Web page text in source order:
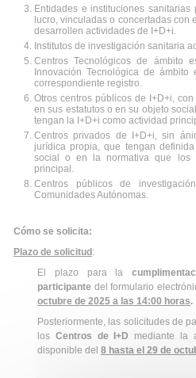
Entidades e instituciones
lucro, vinculadas o concertadas
desarrollen actividades de I+D+i.
Institutos de investigación sanitaria
Centros Tecnológicos de ámbito
Innovación Tecnológica de
correspondiente registro.
Otros centros públicos de I+D+i,
en sus estatutos o en su objeto
tengan la I+D+i como actividad
Centros privados de I+D+i, sin
jurídica propia, que tengan
social o en la normativa que los
principal.
Centros públicos de
Comunidades Autónomas.
Cómo se solicita:
Plazo de solicitud :
El plazo para la
participante del formulario
octubre de 2025 a las 14:00 horas.
Posteriormente, las solicitudes de
los Centros de I+D mediante la
disponible del 8 hasta el 29 de